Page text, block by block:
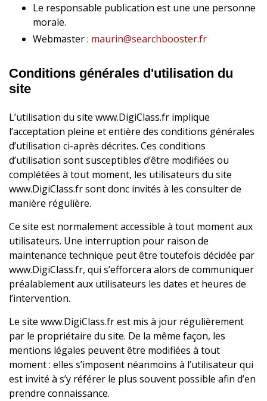
Le responsable publication est une une personne
morale.
Webmaster : maurin@searchbooster.fr
Conditions générales d'utilisation du
site
L’utilisation du site www.DigiClass.fr implique
l’acceptation pleine et entière des conditions générales
d’utilisation ci-après décrites. Ces conditions
d’utilisation sont susceptibles d’être modifiées ou
complétées à tout moment, les utilisateurs du site
www.DigiClass.fr sont donc invités à les consulter de
manière régulière.
Ce site est normalement accessible à tout moment aux
utilisateurs. Une interruption pour raison de
maintenance technique peut être toutefois décidée par
www.DigiClass.fr, qui s’efforcera alors de communiquer
préalablement aux utilisateurs les dates et heures de
l’intervention.
Le site www.DigiClass.fr est mis à jour régulièrement
par le propriétaire du site. De la même façon, les
mentions légales peuvent être modifiées à tout
moment : elles s’imposent néanmoins à l’utilisateur qui
est invité à s’y référer le plus souvent possible afin d’en
prendre connaissance.